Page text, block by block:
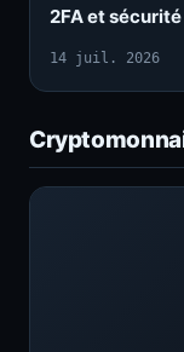
2FA et
14 juil. 2026